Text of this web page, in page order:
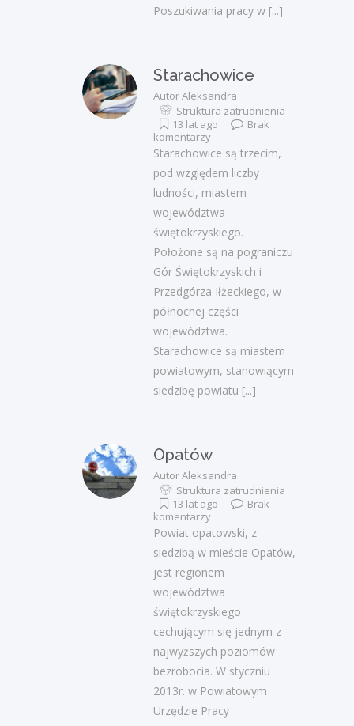
Poszukiwania pracy w [...]
Starachowice
AutorAleksandra
Struktura zatrudnienia
13 lat ago
Brak
komentarzy
Starachowice są trzecim,
pod względem liczby
ludności, miastem
województwa
świętokrzyskiego.
Położone są na pograniczu
Gór Świętokrzyskich i
Przedgórza Iłżeckiego, w
północnej części
województwa.
Starachowice są miastem
powiatowym, stanowiącym
siedzibę powiatu [...]
Opatów
AutorAleksandra
Struktura zatrudnienia
13 lat ago
Brak
komentarzy
Powiat opatowski, z
siedzibą w mieście Opatów,
jest regionem
województwa
świętokrzyskiego
cechującym się jednym z
najwyższych poziomów
bezrobocia. W styczniu
2013r. w Powiatowym
Urzędzie Pracy